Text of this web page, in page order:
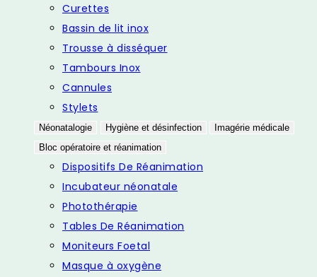
Curettes
Bassin de lit inox
Trousse à disséquer
Tambours Inox
Cannules
Stylets
Néonatalogie Hygiène et désinfection
Imagérie médicale
Bloc opératoire et réanimation
Dispositifs De Réanimation
Incubateur néonatale
Photothérapie
Tables De Réanimation
Moniteurs Foetal
Masque à oxygène